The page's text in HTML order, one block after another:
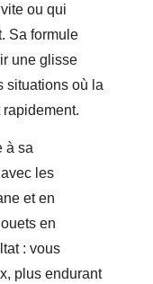
ou qui
Sa formule
une glisse
situations où la
à sa
les
et en
en
: vous
plus endurant